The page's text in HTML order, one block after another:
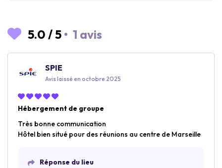
5.0 /5 • 1 avis
SPIE
Avis laissé en octobre 2025
Hébergement de groupe
Très bonne communication
Hôtel bien situé pour des réunions au centre de Marseille
Réponse du lieu